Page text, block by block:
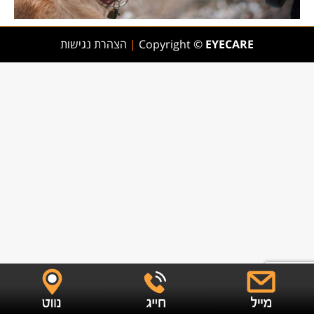
Copyright © EYECARE
| הצהרת נגישות